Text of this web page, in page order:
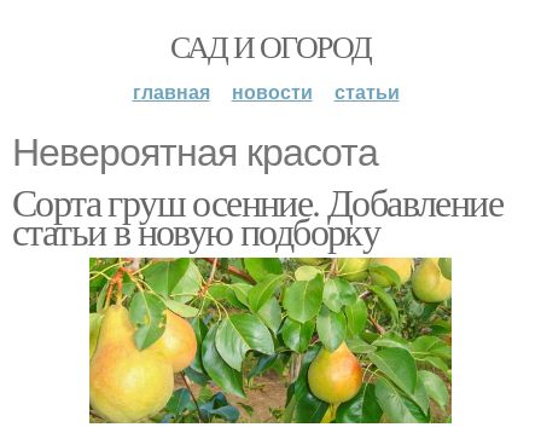
САД И ОГОРОД
главная новости статьи
Невероятная красота
Сорта груш осенние. Добавление
статьи в новую подборку